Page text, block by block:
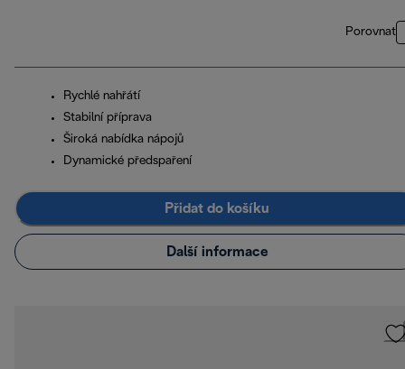
Porovnat
Rychlé nahřátí
Stabilní příprava
Široká nabídka nápojů
Dynamické předspaření
Přidat do košíku
Další informace